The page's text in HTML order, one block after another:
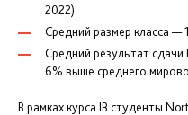
2022)
Средний размер класса —
Средний результат
6% выше среднего
В рамках курса IB студенты